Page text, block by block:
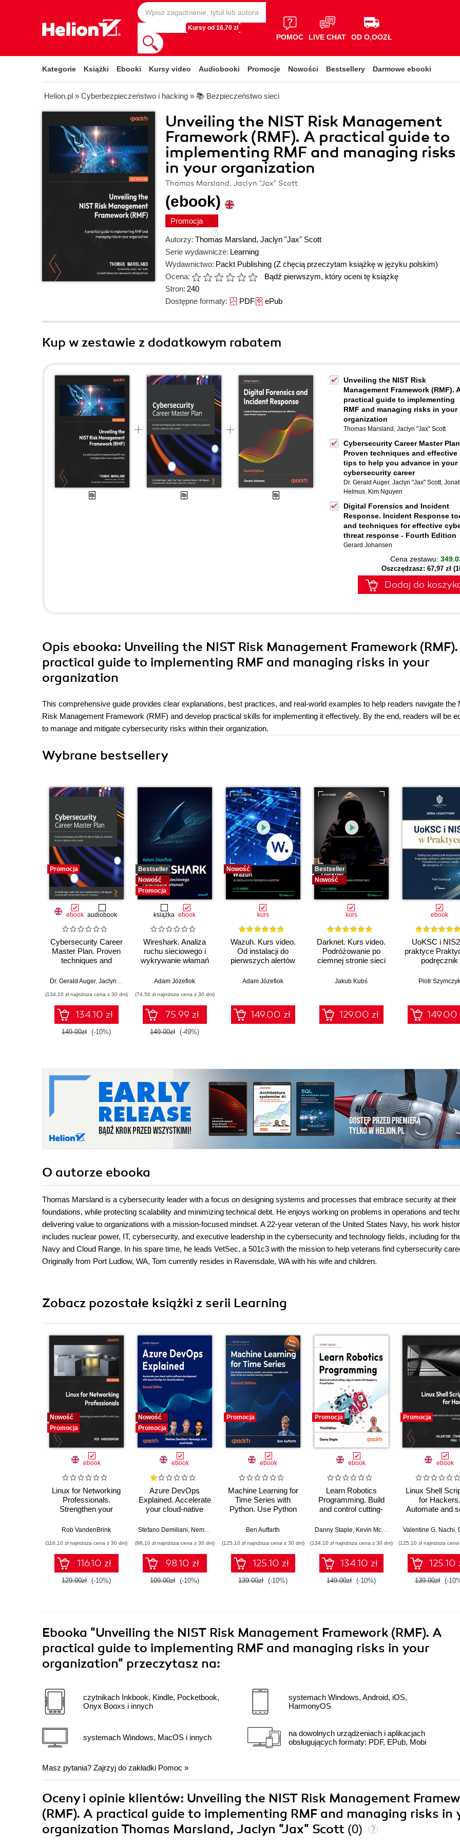
Kursy od 16,70 zł
POMOC LIVE CHAT OD O,OOZŁ
Kategorie Książki Ebooki Kursy video Audiobooki Promocje Nowości Bestsellery Darmowe ebooki
Helion.pl » Cyberbezpieczeństwo i hacking » 📚 Bezpieczeństwo sieci
Unveiling the NIST Risk Management
Framework (RMF). A practical guide to
implementing RMF and managing risks
in your organization
Thomas Marsland, Jaclyn "Jax" Scott
(ebook)
Promocja
Autorzy: Thomas Marsland, Jaclyn "Jax" Scott
Serie wydawnicze: Learning
Wydawnictwo: Packt Publishing (Z chęcią przeczytam książkę w języku polskim)
Ocena:
Bądź pierwszym, który oceni tę książkę
Stron: 240
Dostępne formaty: PDFePub
Kup w zestawie z dodatkowym rabatem
Unveiling the NIST Risk
Management Framework (RMF). A
practical guide to implementing
RMF and managing risks in your
organization
Thomas Marsland , Jaclyn "Jax" Scott
Cybersecurity Career Master
Proven techniques and effective
tips to help you advance in your
cybersecurity career
Dr. Gerald Auger, Jaclyn "Jax" Scott,
Helmus, Kim Nguyen
Digital Forensics and Incident
Response. Incident Response
and techniques for effective
threat response - Fourth Edition
Gerard Johansen
Cena zestawu:
Oszczędzasz: 67,97 zł
Dodaj do
Opis ebooka: Unveiling the NIST Risk Management Framework
practical guide to implementing RMF and managing risks in your
organization
This comprehensive guide provides clear explanations, best practices, and real-world examples to help readers navigate the
Risk Management Framework (RMF) and develop practical skills for implementing it effectively. By the end, readers will be
to manage and mitigate cybersecurity risks within their organization.
Wybrane bestsellery
Promocja
ebook audiobook
Cybersecurity Career
Master Plan. Proven
techniques and
you advance in your
Dr. Gerald Auger, Jaclyn "Jax" Scott Jonathan Helmus
(134,10 zł najniższa cena z 30 dni)
134.10 zł
149.00zł (-10%)
Bestseller
Nowość
Promocja
książka ebook
Wireshark. Analiza
ruchu sieciowego i
wykrywanie włamań
Adam Józefiok
(74,50 zł najniższa cena z 30 dni)
75.99 zł
149.00zł (-49%)
Nowość
kurs
Wazuh. Kurs video.
Od instalacji do
pierwszych alertów
Adam Józefiok
149.00 zł
Bestseller
Nowość
kurs
Darknet. Kurs video.
Podróżowanie po
ciemnej stronie sieci
Jakub Kubś
129.00 zł
ebook
UoKSC i
praktyce
podręcznik
Krajowego
procedury,
zarządów,
compliance
Piotr Szymczyk
149.00
O autorze ebooka
Thomas Marsland is a cybersecurity leader with a focus on designing systems and processes that embrace security at their
foundations, while protecting scalability and minimizing technical debt. He enjoys working on problems in operations and
delivering value to organizations with a mission-focused mindset. A 22-year veteran of the United States Navy, his work
includes nuclear power, IT, cybersecurity, and executive leadership in the cybersecurity and technology fields, including for
Navy and Cloud Range. In his spare time, he leads VetSec, a 501c3 with the mission to help veterans find cybersecurity
Originally from Port Ludlow, WA, Tom currently resides in Ravensdale, WA with his wife and children.
Zobacz pozostałe książki z serii Learning
Nowość
Promocja
ebook
Linux for Networking
Professionals.
Strengthen your
security efforts with
Edition
Rob VandenBrink
(116,10 zł najniższa cena z 30 dni)
116.10 zł
129.00zł (-10%)
Nowość
Promocja
ebook
Azure DevOps
Explained. Accelerate
your cloud-native
development with
Cloud Excellence -
Second Edition
Stefano Demiliani Nemanja Jovic Amit Malik,Prasad Gandham
(98,10 zł najniższa cena z 30 dni)
98.10 zł
109.00zł (-10%)
Promocja
ebook
Machine Learning for
Time Series with
Python. Use Python
and detect anomalies
machine learning
methods - Second
Edition
Ben Auffarth
(125,10 zł najniższa cena z 30 dni)
125.10 zł
139.00zł (-10%)
Promocja
ebook
Learn Robotics
Programming. Build
and control cutting-
Raspberry Pi and
Danny Staple Kevin McAleer
(134,10 zł najniższa cena z 30 dni)
134.10 zł
149.00zł (-10%)
Promocja
ebook
Linux Shell
for Hackers.
Automate and
with bash
Valentine G. Nachi
(125,10 zł najniższa
125.10
139.00zł (-
Ebooka "Unveiling the NIST Risk Management Framework (RMF). A
practical guide to implementing RMF and managing risks in your
organization" przeczytasz na:
czytnikach Inkbook, Kindle, Pocketbook,
Onyx Booxs i innych
systemach Windows, MacOS i innych
systemach Windows, Android, iOS,
HarmonyOS
na dowolnych urządzeniach i aplikacjach
obsługujących formaty: PDF, EPub, Mobi
Masz pytania? Zajrzyj do zakładki Pomoc »
Oceny i opinie klientów: Unveiling the NIST Risk Management
(RMF). A practical guide to implementing RMF and managing risks in
organization Thomas Marsland, Jaclyn "Jax" Scott (0)